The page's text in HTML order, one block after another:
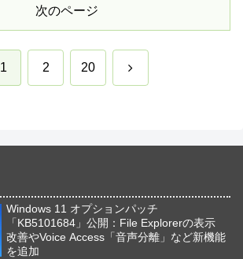
次のページ
1 2 20 次
Windows 11 オプションパッチ
「KB5101684」公開：File Explorerの表示
改善やVoice Access「音声分離」など新機能
を追加